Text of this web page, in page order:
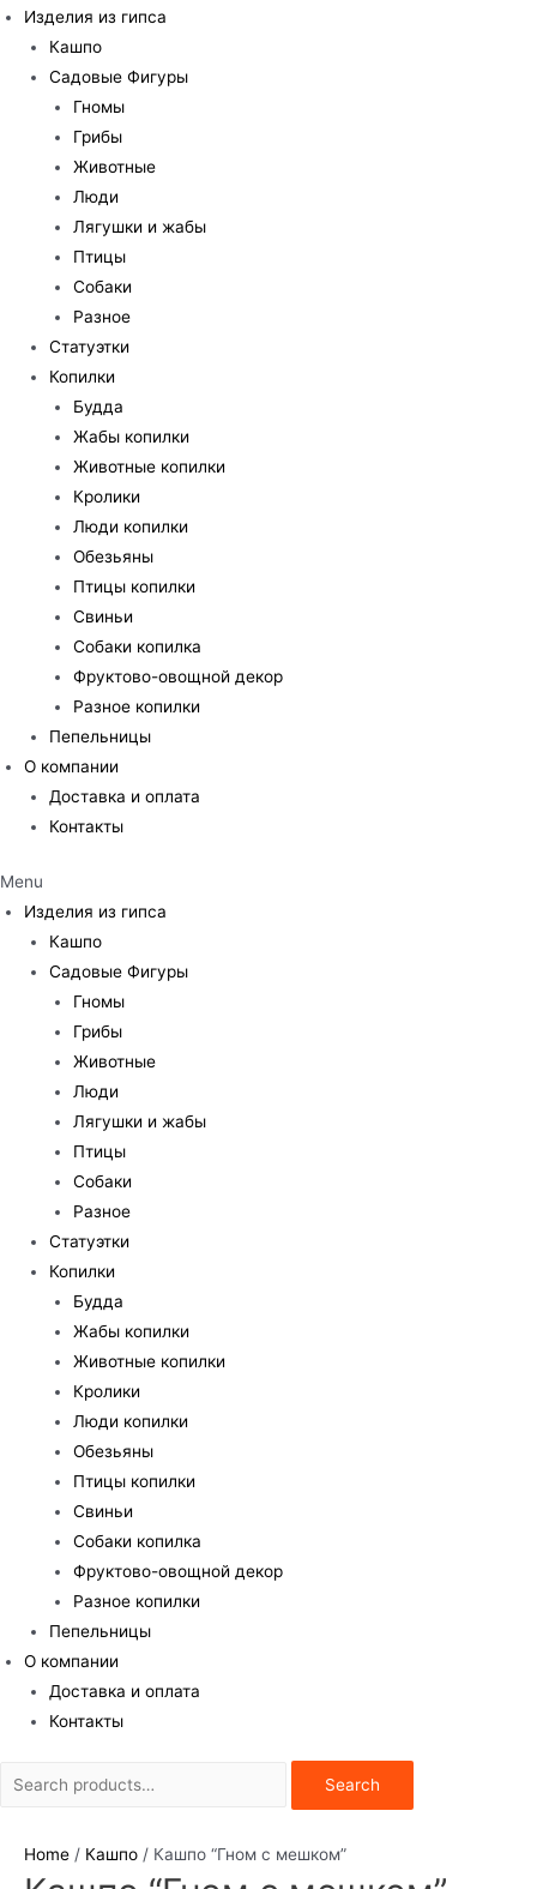
Изделия из гипса
Кашпо
Садовые Фигуры
Гномы
Грибы
Животные
Люди
Лягушки и жабы
Птицы
Собаки
Разное
Статуэтки
Копилки
Будда
Жабы копилки
Животные копилки
Кролики
Люди копилки
Обезьяны
Птицы копилки
Свиньи
Собаки копилка
Фруктово-овощной декор
Разное копилки
Пепельницы
О компании
Доставка и оплата
Контакты
Menu
Изделия из гипса
Кашпо
Садовые Фигуры
Гномы
Грибы
Животные
Люди
Лягушки и жабы
Птицы
Собаки
Разное
Статуэтки
Копилки
Будда
Жабы копилки
Животные копилки
Кролики
Люди копилки
Обезьяны
Птицы копилки
Свиньи
Собаки копилка
Фруктово-овощной декор
Разное копилки
Пепельницы
О компании
Доставка и оплата
Контакты
Search
Home / Кашпо / Кашпо “Гном с мешком”